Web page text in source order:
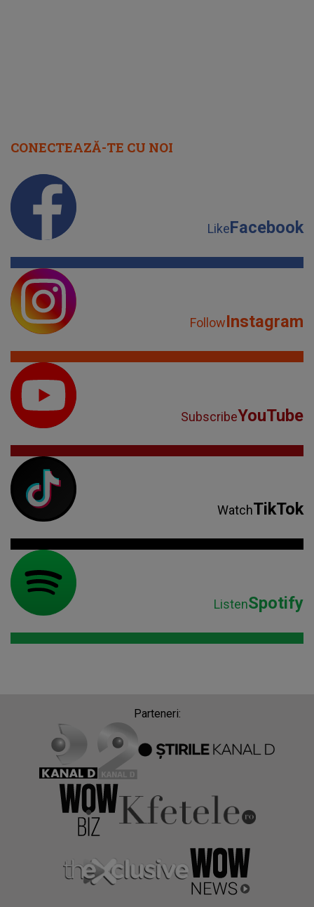
CONECTEAZĂ-TE CU NOI
LikeFacebook
FollowInstagram
SubscribeYouTube
WatchTikTok
ListenSpotify
Parteneri: